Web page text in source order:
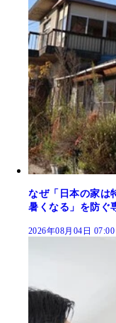
なぜ「日本の家
暑くなる」を防ぐ
2026年08月04日 07:00